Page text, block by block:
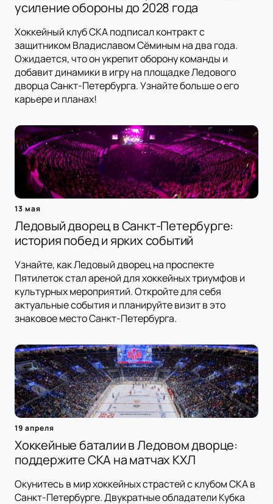
усиление обороны до 2028 года
Хоккейный клуб СКА подписал контракт с
защитником Владиславом Сёминым на два года.
Ожидается, что он укрепит оборону команды и
добавит динамики в игру на площадке Ледового
дворца Санкт-Петербурга. Узнайте больше о его
карьере и планах!
13 мая
Ледовый дворец в Санкт-Петербурге:
история побед и ярких событий
Узнайте, как Ледовый дворец на проспекте
Пятилеток стал ареной для хоккейных триумфов и
культурных мероприятий. Откройте для себя
актуальные события и планируйте визит в это
знаковое место Санкт-Петербурга.
19 апреля
Хоккейные баталии в Ледовом дворце:
поддержите СКА на матчах КХЛ
Окунитесь в мир хоккейных страстей с клубом СКА в
Санкт-Петербурге. Двукратные обладатели Кубка